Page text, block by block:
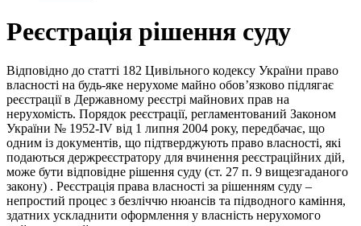
Реєстрація рішення суду
Відповідно до статті 182 Цивільного кодексу України право
власності на будь-яке нерухоме майно обов’язково підлягає
реєстрації в Державному реєстрі майнових прав на
нерухомість. Порядок реєстрації, регламентований Законом
України № 1952-IV від 1 липня 2004 року, передбачає, що
одним із документів, що підтверджують право власності, які
подаються держреєстратору для вчинення реєстраційних дій,
може бути відповідне рішення суду (ст. 27 п. 9 вищезгаданого
закону) . Реєстрація права власності за рішенням суду –
непростий процес з безліччю нюансів та підводного каміння,
здатних ускладнити оформлення у власність нерухомого